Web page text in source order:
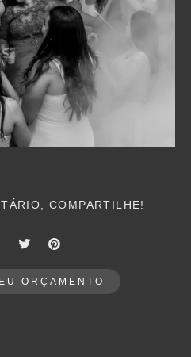
COMPARTILHE!
ORÇAMENTO